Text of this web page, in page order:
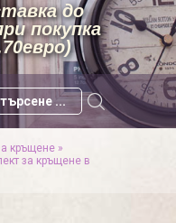
до
покупка
кръщене »
за кръщене в